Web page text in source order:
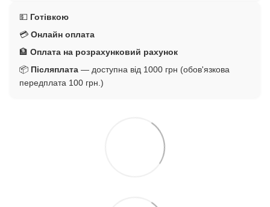
💵 Готівкою
💳 Онлайн оплата
🏦 Оплата на розрахунковий рахунок
📦 Післяплата — доступна від 1000 грн (обов'язкова
передплата 100 грн.)